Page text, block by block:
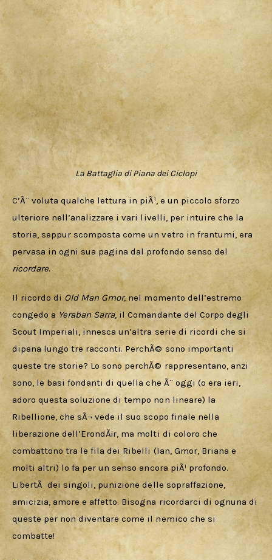
La Battaglia di Piana dei Ciclopi
C’Ã¨ voluta qualche lettura in piÃ¹, e un piccolo sforzo
ulteriore nell’analizzare i vari livelli, per intuire che la
storia, seppur scomposta come un vetro in frantumi, era
pervasa in ogni sua pagina dal profondo senso del
ricordare.
Il ricordo di Old Man Gmor, nel momento dell’estremo
congedo a Yeraban Sarra, il Comandante del Corpo degli
Scout Imperiali, innesca un’altra serie di ricordi che si
dipana lungo tre racconti. PerchÃ© sono importanti
queste tre storie? Lo sono perchÃ© rappresentano, anzi
sono, le basi fondanti di quella che Ã¨ oggi (o era ieri,
adoro questa soluzione di tempo non lineare) la
Ribellione, che sÃ¬ vede il suo scopo finale nella
liberazione dell’ErondÃ¡r, ma molti di coloro che
combattono tra le fila dei Ribelli (Ian, Gmor, Briana e
molti altri) lo fa per un senso ancora piÃ¹ profondo.
LibertÃ  dei singoli, punizione delle sopraffazione,
amicizia, amore e affetto. Bisogna ricordarci di ognuna di
queste per non diventare come il nemico che si
combatte!